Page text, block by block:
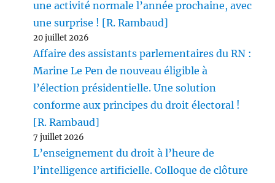
une activité normale l’année prochaine, avec
une surprise ! [R. Rambaud]
20 juillet 2026
Affaire des assistants parlementaires du RN :
Marine Le Pen de nouveau éligible à
l’élection présidentielle. Une solution
conforme aux principes du droit électoral !
[R. Rambaud]
7 juillet 2026
L’enseignement du droit à l’heure de
l’intelligence artificielle. Colloque de clôture